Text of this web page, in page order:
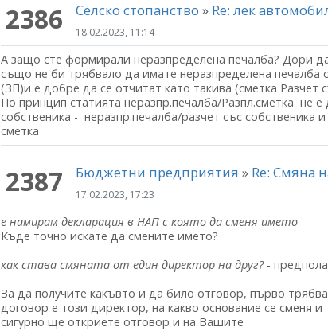
2386 Селско стопанство » Re: лек
18.02.2023, 11:14
А защо сте формирали неразпределена печалба? Дори
също не би трябвало да имате неразпределена печалба
(ЗП)и е добре да се отчитат като такива (сметка Разчет
По принцип статията неразпр.печалба/Разпл.сметка не
собственика - неразпр.печалба/разчет със собственика
сметка
2387 Бюджетни предприятия » Re: Смяна
17.02.2023, 17:23
е намирам декларация в НАП с която да сменя името
Къде точно искате да смените името?
как става смяната от един директор на друг?-
За да получите какъвто и да било отговор, първо
договор е този директор, на какво основание се сменя
сигурно ще откриете отговор и на Вашите